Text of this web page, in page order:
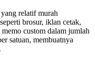
relatif murah
brosur, iklan cetak,
custom dalam jumlah
satuan, membuatnya